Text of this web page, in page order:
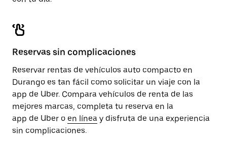
Reservas sin complicaciones
Reservar rentas de vehículos auto compacto en
Durango es tan fácil como solicitar un viaje con la
app de Uber. Compara vehículos de renta de las
mejores marcas, completa tu reserva en la
app de Uber o en línea y disfruta de una experiencia
sin complicaciones.